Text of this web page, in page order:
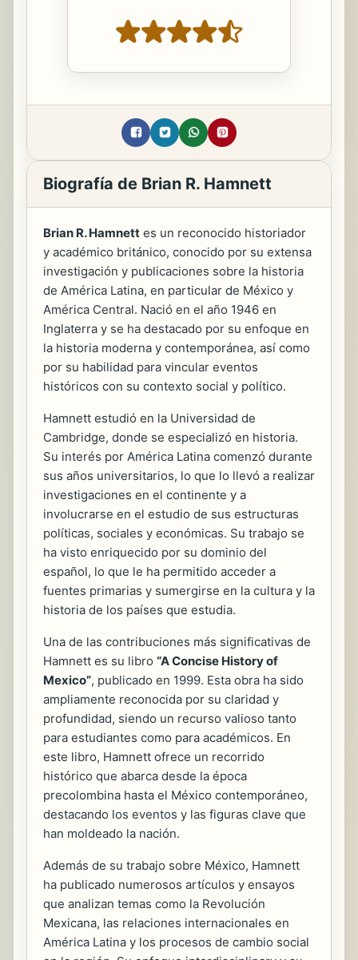
Biografía de Brian R. Hamnett
Brian R. Hamnett es un reconocido historiador
y académico británico, conocido por su extensa
investigación y publicaciones sobre la historia
de América Latina, en particular de México y
América Central. Nació en el año 1946 en
Inglaterra y se ha destacado por su enfoque en
la historia moderna y contemporánea, así como
por su habilidad para vincular eventos
históricos con su contexto social y político.
Hamnett estudió en la Universidad de
Cambridge, donde se especializó en historia.
Su interés por América Latina comenzó durante
sus años universitarios, lo que lo llevó a realizar
investigaciones en el continente y a
involucrarse en el estudio de sus estructuras
políticas, sociales y económicas. Su trabajo se
ha visto enriquecido por su dominio del
español, lo que le ha permitido acceder a
fuentes primarias y sumergirse en la cultura y la
historia de los países que estudia.
Una de las contribuciones más significativas de
Hamnett es su libro “A Concise History of
Mexico”, publicado en 1999. Esta obra ha sido
ampliamente reconocida por su claridad y
profundidad, siendo un recurso valioso tanto
para estudiantes como para académicos. En
este libro, Hamnett ofrece un recorrido
histórico que abarca desde la época
precolombina hasta el México contemporáneo,
destacando los eventos y las figuras clave que
han moldeado la nación.
Además de su trabajo sobre México, Hamnett
ha publicado numerosos artículos y ensayos
que analizan temas como la Revolución
Mexicana, las relaciones internacionales en
América Latina y los procesos de cambio social